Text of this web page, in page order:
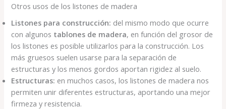
Otros usos de los listones de madera
Listones para construcción: del mismo modo que ocurre
con algunos tablones de madera, en función del grosor de
los listones es posible utilizarlos para la construcción. Los
más gruesos suelen usarse para la separación de
estructuras y los menos gordos aportan rigidez al suelo.
Estructuras: en muchos casos, los listones de madera nos
permiten unir diferentes estructuras, aportando una mejor
firmeza y resistencia.